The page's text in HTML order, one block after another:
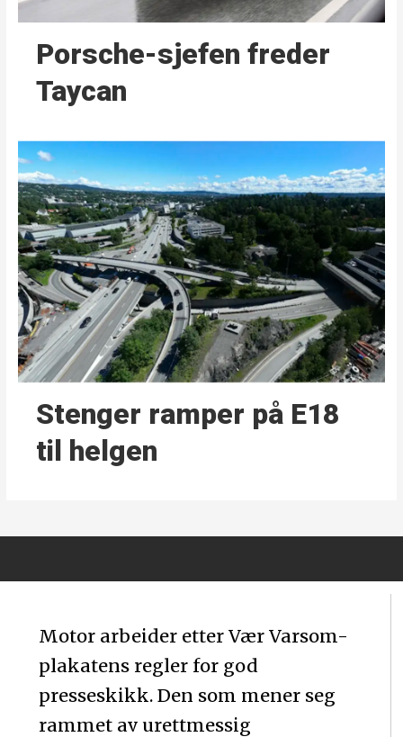
Porsche-sjefen freder
Taycan
Stenger ramper på E18
til helgen
Motor arbeider etter Vær Varsom-
plakatens regler for god
presseskikk. Den som mener seg
rammet av urettmessig